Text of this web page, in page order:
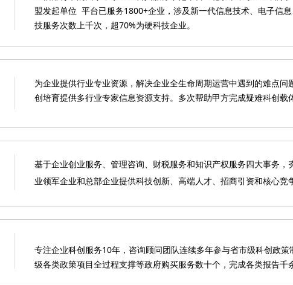
盟发起单位 平台已服务1800+企业，涉及新一代信息技术、电子信
技服务次数上千次，超70%为硬科技企业。
为企业提供行业专业资源，解决企业全生命周期运营中遇到的难点
创培育提供多行业专家信息资源支持。多次帮助甲方完成疑难科创载
基于企业创业服务、管理咨询、财税服务和知识产权服务四大事务
业领军企业和总部企业提供科技创新、高端人才、招商引资和核心竞
专注企业科创服务10年，咨询顾问团队连续多年参与省市级科创政
级各类政策项目全过程支撑等政府购买服务数十个，完成各类报告千